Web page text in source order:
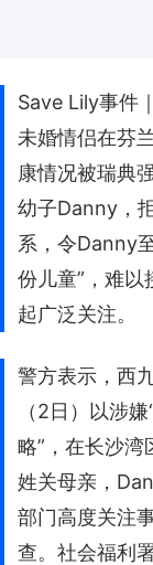
Save Lily事件
未婚情侣在芬
康情况被瑞典
幼子Danny，
系，令Danny
份儿童”，难以
起广泛关注。
警方表示，西
（2日）以涉
略”，在长沙
姓关母亲，
部门高度关注
查。社会福利